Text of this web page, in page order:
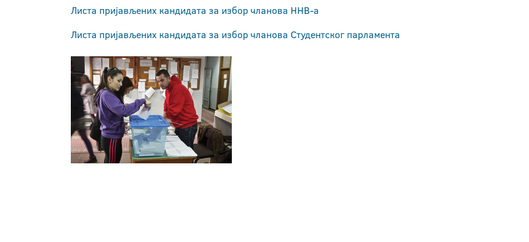
Листа пријављених кандидата за избор чланова ННВ-а
Листа пријављених кандидата за избор чланова Студентског парламента